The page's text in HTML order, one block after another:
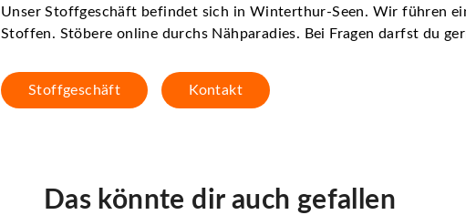
Unser Stoffgeschäft befindet sich in Winterthur-Seen. Wir führen
Stoffen. Stöbere online durchs Nähparadies. Bei Fragen darfst du
Stoffgeschäft Kontakt
Das könnte dir auch gefallen